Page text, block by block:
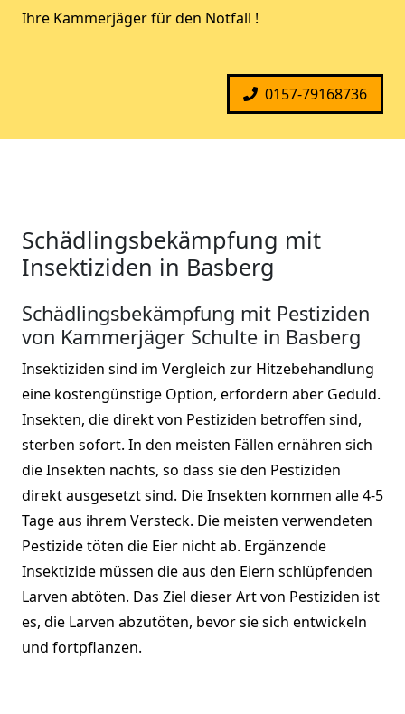
Ihre Kammerjäger für den Notfall !
0157-79168736
Schädlingsbekämpfung mit
Insektiziden in Basberg
Schädlingsbekämpfung mit Pestiziden
von Kammerjäger Schulte in Basberg
Insektiziden sind im Vergleich zur Hitzebehandlung
eine kostengünstige Option, erfordern aber Geduld.
Insekten, die direkt von Pestiziden betroffen sind,
sterben sofort. In den meisten Fällen ernähren sich
die Insekten nachts, so dass sie den Pestiziden
direkt ausgesetzt sind. Die Insekten kommen alle 4-5
Tage aus ihrem Versteck. Die meisten verwendeten
Pestizide töten die Eier nicht ab. Ergänzende
Insektizide müssen die aus den Eiern schlüpfenden
Larven abtöten. Das Ziel dieser Art von Pestiziden ist
es, die Larven abzutöten, bevor sie sich entwickeln
und fortpflanzen.